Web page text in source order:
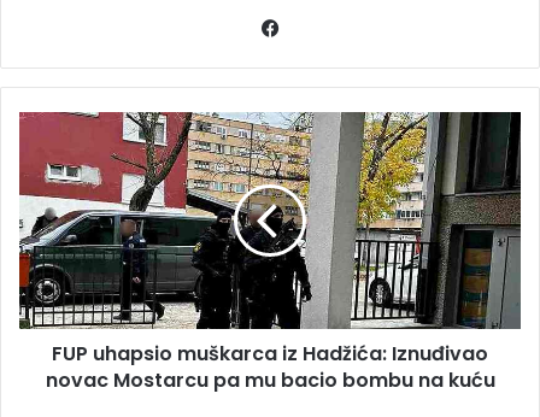
FUP
muškarca
iz
Hadžića:
Iznuđivao
novac
Mostarcu
pa
bacio
FUP uhapsio muškarca iz Hadžića: Iznuđivao
novac Mostarcu pa mu bacio bombu na kuću